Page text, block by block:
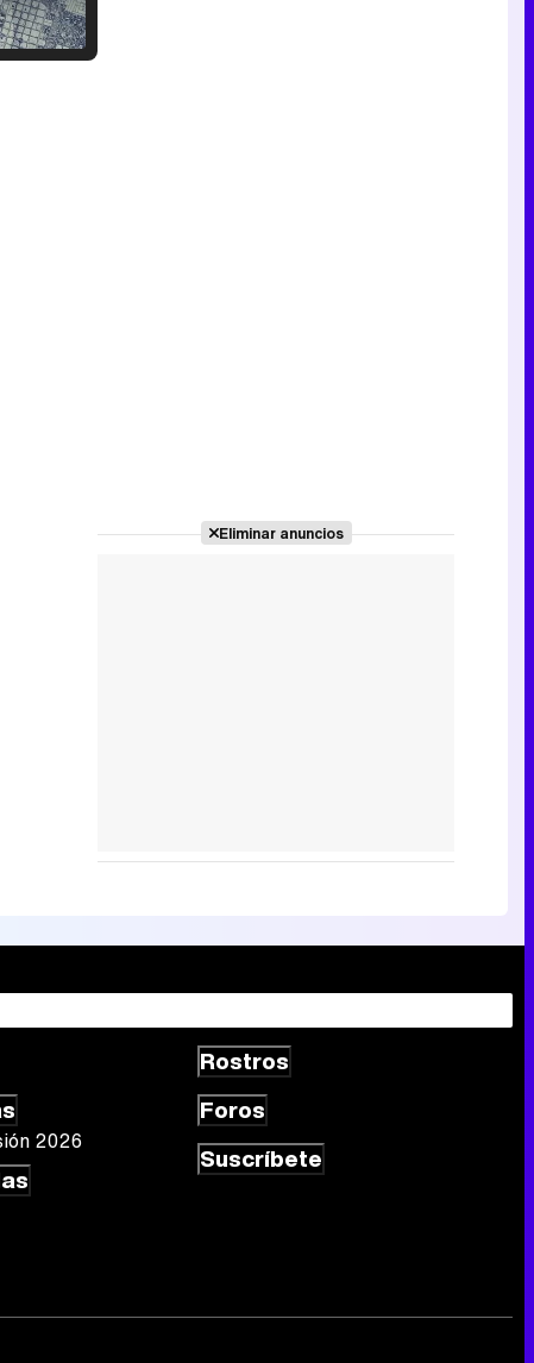
Eliminar anuncios
2026
Rostros
Foros
Suscríbete